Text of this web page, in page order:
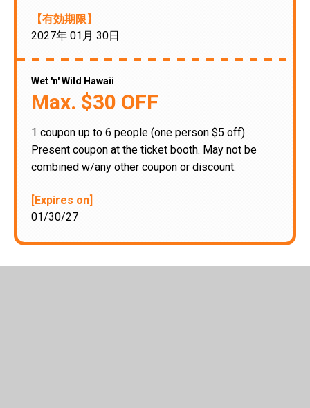
【有効期限】
2027年 01月 30日
Wet 'n' Wild Hawaii
Max. $30 OFF
1 coupon up to 6 people (one person $5 off).
Present coupon at the ticket booth. May not be
combined w/any other coupon or discount.
[Expires on]
01/30/27